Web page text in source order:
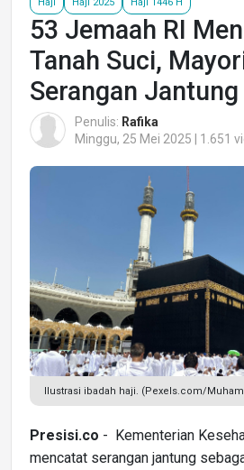
53 Jemaah RI
Tanah Suci,
Serangan Jantung
Penulis: Rafika
Minggu, 25 Mei 2025 | 1.651
Ilustrasi ibadah haji. (Pexels.com/
Presisi.co - Kementerian
mencatat serangan jantung